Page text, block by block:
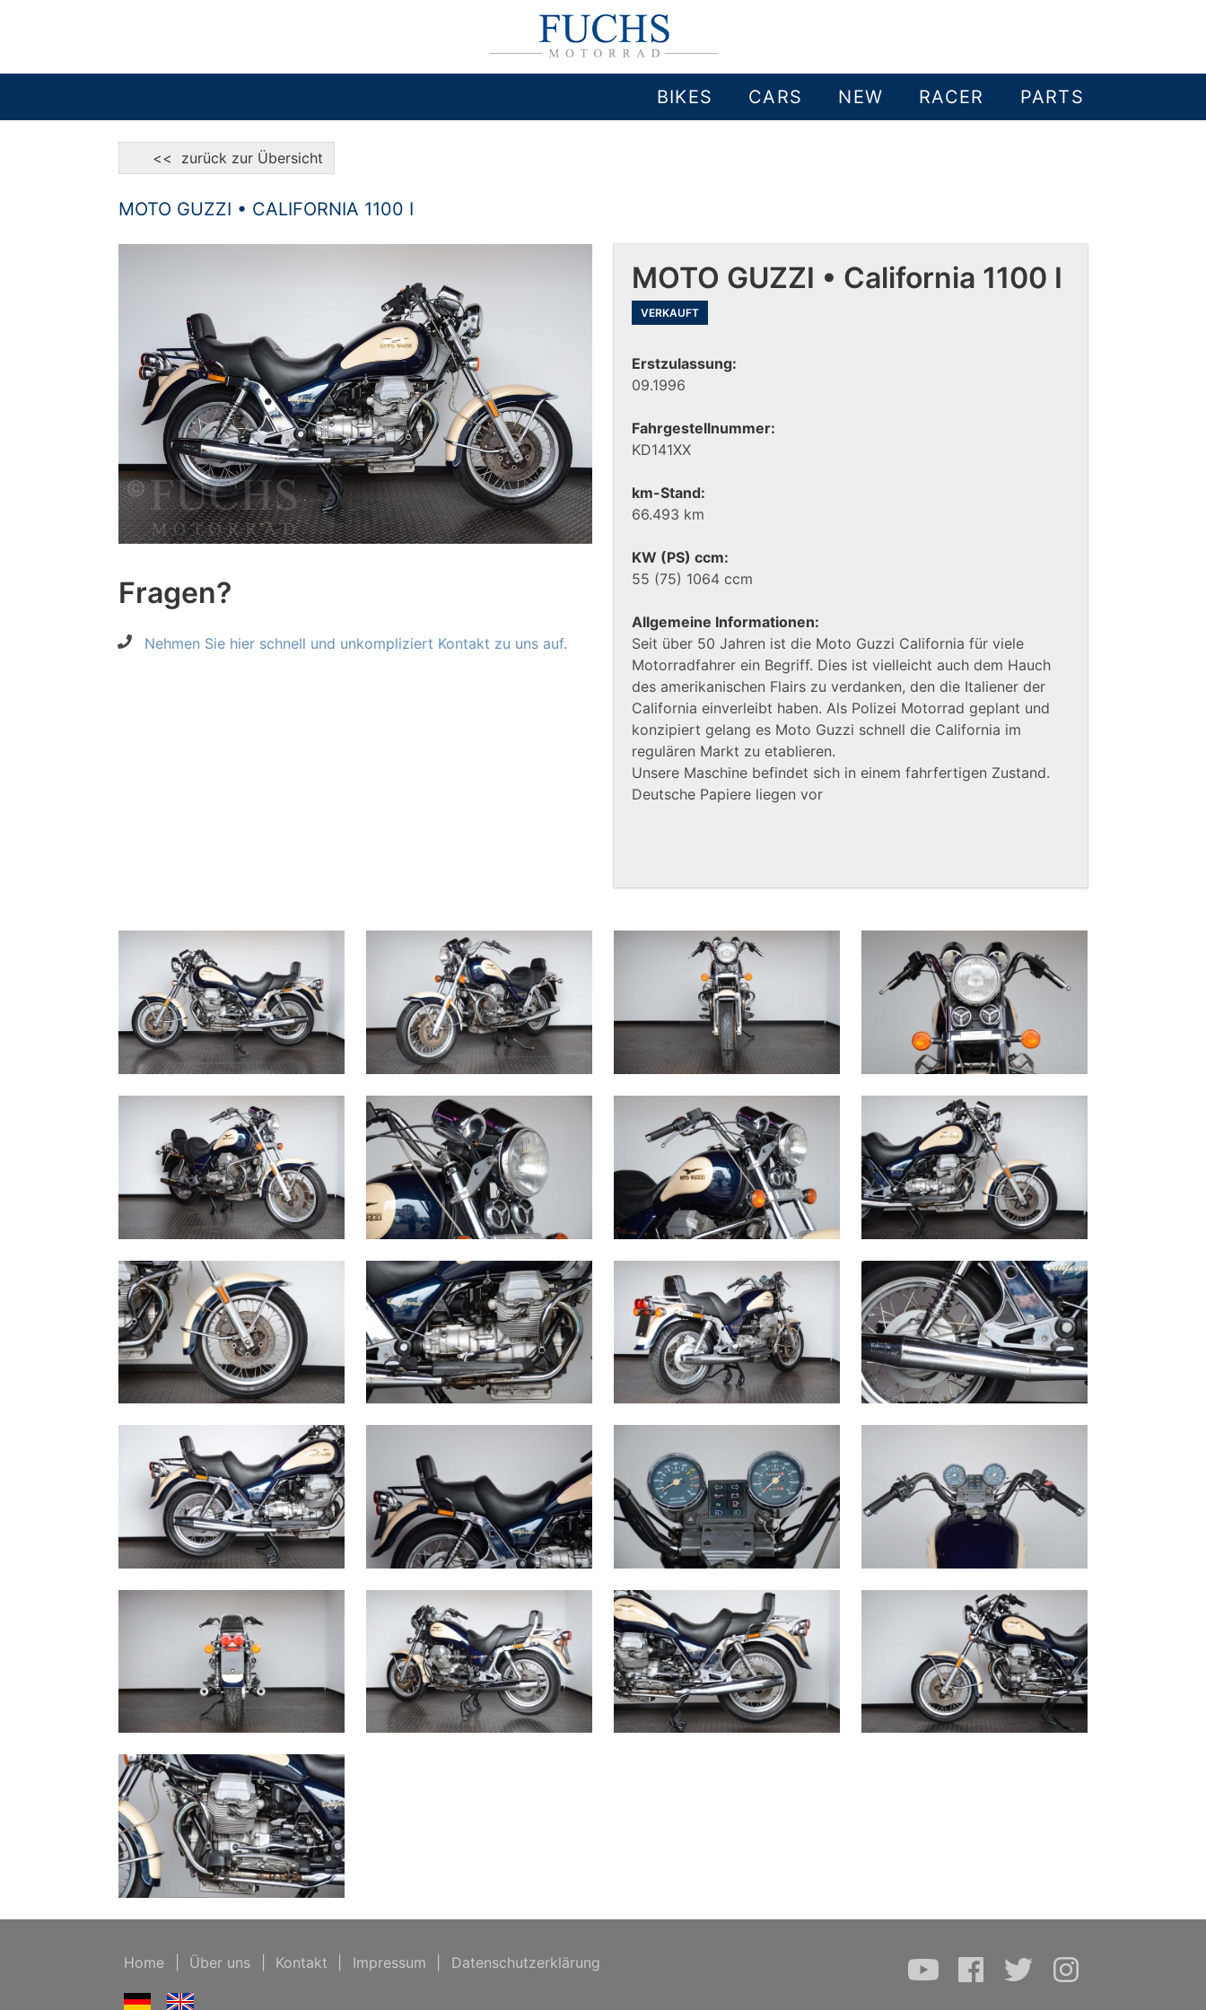
BIKES CARS NEW RACER PARTS
<< zurück zur Übersicht
MOTO GUZZI • CALIFORNIA 1100 I
Fragen?
Nehmen Sie hier schnell und unkompliziert Kontakt zu uns auf.
MOTO GUZZI • California 1100 I
VERKAUFT
Erstzulassung:
09.1996
Fahrgestellnummer:
KD141XX
km-Stand:
66.493 km
KW (PS) ccm:
55 (75) 1064 ccm
Allgemeine Informationen:
Seit über 50 Jahren ist die Moto Guzzi California für viele
Motorradfahrer ein Begriff. Dies ist vielleicht auch dem Hauch
des amerikanischen Flairs zu verdanken, den die Italiener der
California einverleibt haben. Als Polizei Motorrad geplant und
konzipiert gelang es Moto Guzzi schnell die California im
regulären Markt zu etablieren.
Unsere Maschine befindet sich in einem fahrfertigen Zustand.
Deutsche Papiere liegen vor
Home Über uns Kontakt Impressum Datenschutzerklärung